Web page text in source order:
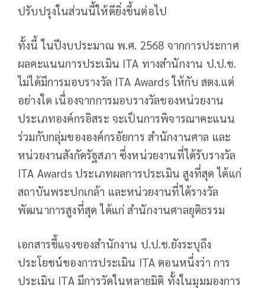
ปรับปรุงในส่วนนี้ให้ดียิ่งขึ้นต่อไป
ทั้งนี้ ในปีงบประมาณ พ.ศ. 2568 จากการประกาศ
ผลคะแนนการประเมิน ITA ทางสำนักงาน ป.ป.ช.
ไม่ได้มีการมอบรางวัล ITA Awards ให้กับ สตง.แต่
อย่างใด เนื่องจากการมอบรางวัลของหน่วยงาน
ประเภทองค์กรอิสระ จะเป็นการพิจารณาคะแนน
ร่วมกับกลุ่มขององค์กรอัยการ สำนักงานศาล และ
หน่วยงานสังกัดรัฐสภา ซึ่งหน่วยงานที่ได้รับรางวัล
ITA Awards ประเภทผลการประเมิน สูงที่สุด ได้แก่
สถาบันพระปกเกล้า และหน่วยงานที่ได้รางวัล
พัฒนาการสูงที่สุด ได้แก่ สำนักงานศาลยุติธรรม
เอกสารชี้แจงของสำนักงาน ป.ป.ช.ยังระบุถึง
ประโยชน์ของการประเมิน ITA ตอนหนึ่งว่า การ
ประเมิน ITA มีการวัดในหลายมิติ ทั้งในมุมมองการ